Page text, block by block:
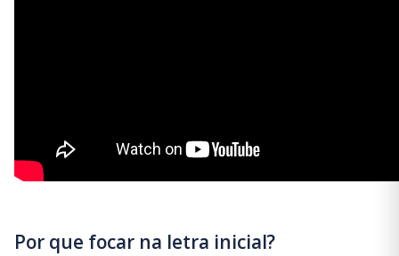
Por que focar na letra inicial?